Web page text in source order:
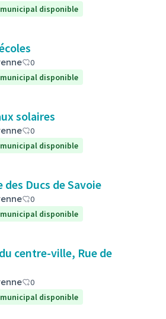
municipal disponible
0
municipal disponible
solaires
0
municipal disponible
Ducs de Savoie
0
municipal disponible
centre-ville, Rue de
0
municipal disponible